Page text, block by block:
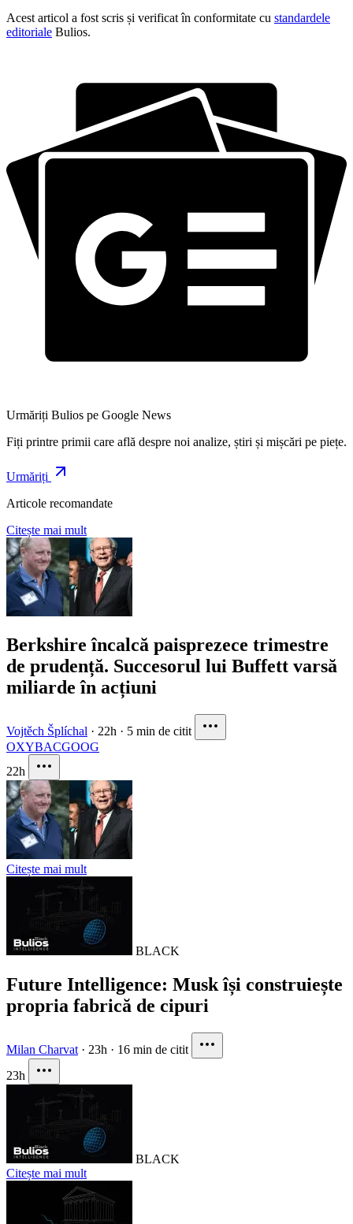
Acest articol a fost scris și verificat în conformitate cu standardele
editoriale Bulios.
Urmăriți Bulios pe Google News
Fiți printre primii care află despre noi analize, știri și mișcări pe piețe.
Urmăriți
Articole recomandate
Citește mai mult
Berkshire încalcă paisprezece trimestre
de prudență. Succesorul lui Buffett varsă
miliarde în acțiuni
Vojtěch Šplíchal · 22h · 5 min de citit
OXYBACGOOG
22h
Citește mai mult
BLACK
Future Intelligence: Musk își construiește
propria fabrică de cipuri
Milan Charvat · 23h · 16 min de citit
23h
BLACK
Citește mai mult